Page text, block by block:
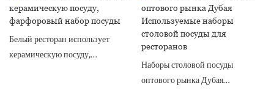
Белый ресторан использует
керамическую посуду,
Наборы столовой посуды
оптового рынка Дубая